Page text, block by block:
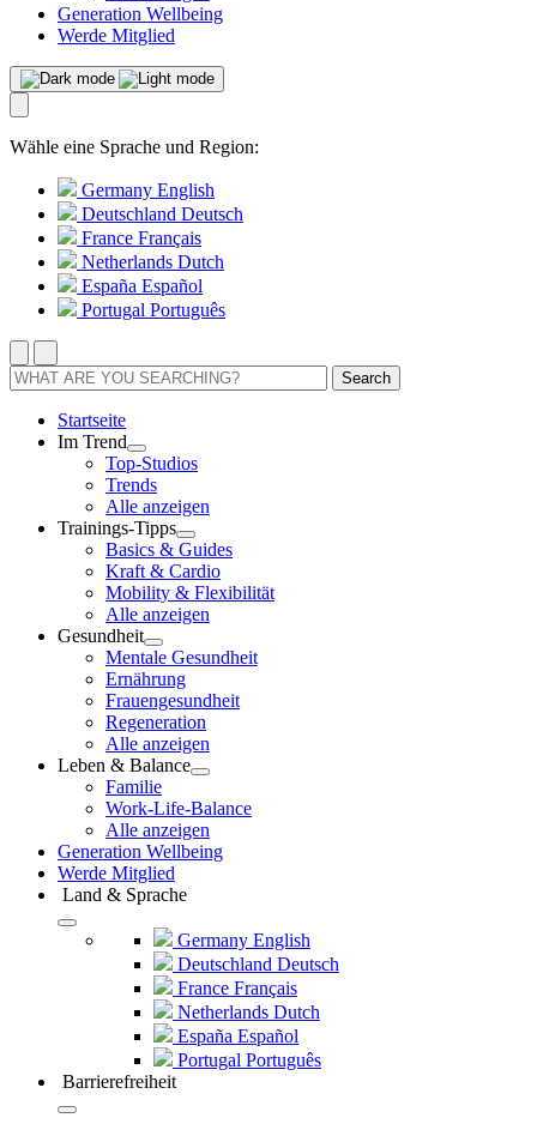
Generation Wellbeing
Werde Mitglied
Wähle eine Sprache und Region:
Germany English
Deutschland Deutsch
France Français
Netherlands Dutch
España Español
Portugal Português
Search
Startseite
Im Trend
Top-Studios
Trends
Alle anzeigen
Trainings-Tipps
Basics & Guides
Kraft & Cardio
Mobility & Flexibilität
Alle anzeigen
Gesundheit
Mentale Gesundheit
Ernährung
Frauengesundheit
Regeneration
Alle anzeigen
Leben & Balance
Familie
Work-Life-Balance
Alle anzeigen
Generation Wellbeing
Werde Mitglied
Land & Sprache
Germany English
Deutschland Deutsch
France Français
Netherlands Dutch
España Español
Portugal Português
Barrierefreiheit